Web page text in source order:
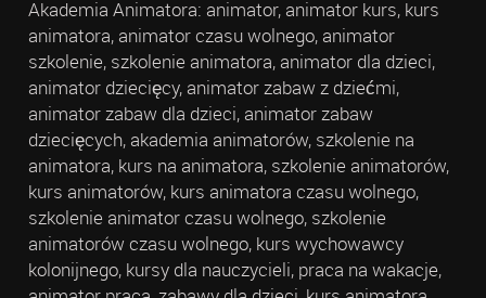
Akademia Animatora: animator, animator kurs, kurs
animatora, animator czasu wolnego, animator
szkolenie, szkolenie animatora, animator dla dzieci,
animator dziecięcy, animator zabaw z dziećmi,
animator zabaw dla dzieci, animator zabaw
dziecięcych, akademia animatorów, szkolenie na
animatora, kurs na animatora, szkolenie animatorów,
kurs animatorów, kurs animatora czasu wolnego,
szkolenie animator czasu wolnego, szkolenie
animatorów czasu wolnego, kurs wychowawcy
kolonijnego, kursy dla nauczycieli, praca na wakacje,